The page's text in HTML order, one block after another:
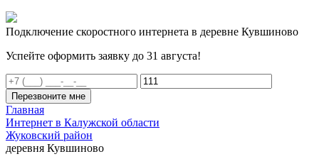
Подключение скоростного интернета в деревне Кувшиново
Успейте оформить заявку до 31 августа!
Перезвоните мне
Главная
Интернет в Калужской области
Жуковский район
деревня Кувшиново